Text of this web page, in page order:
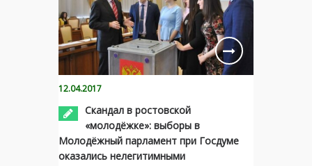
12.04.2017
Скандал в ростовской
«молодёжке»: выборы в
Молодёжный парламент при Госдуме
оказались нелегитимными